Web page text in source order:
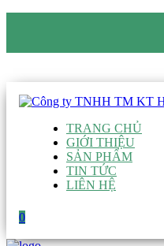
TRANG CHỦ
GIỚI THIỆU
SẢN PHẨM
TIN TỨC
LIÊN HỆ
0